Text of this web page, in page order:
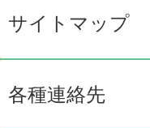
サイトマップ
各種連絡先